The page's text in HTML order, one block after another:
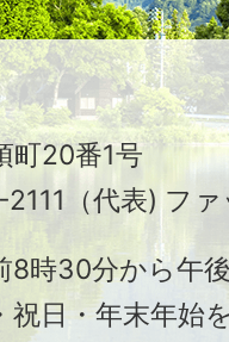
町20番1号
（代表) フ
時30分から午
祝日・年末年始